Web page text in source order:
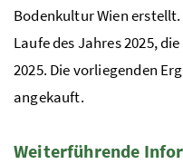
Bodenkultur Wien
Laufe des Jahres 2025,
2025. Die vorliegenden
angekauft.
Weiterführende